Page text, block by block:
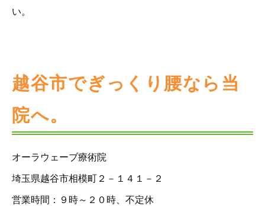
い。
越谷市でぎっくり腰なら当
院へ。
オーラウェーブ療術院
埼玉県越谷市相模町２－１４１－２
営業時間：９時～２０時、不定休